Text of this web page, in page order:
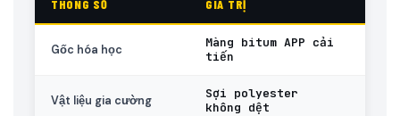
THÔNG SỐ GIÁ TRỊ
Gốc hóa học
Màng bitum APP cải
tiến
Vật liệu gia cường
Sợi polyester
không dệt